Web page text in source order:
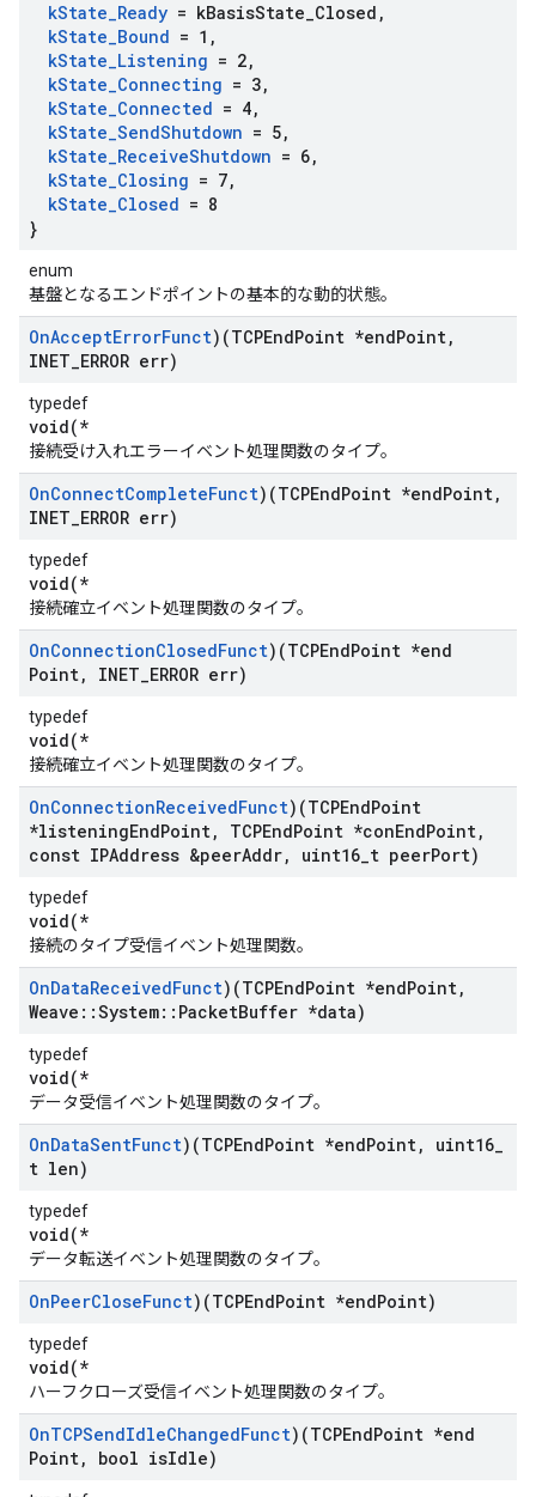
kState_Ready = kBasisState Closed ,
kState_Bound = 1 ,
kState_Listening = 2,
kState_Connecting = 3,
kState_Connected = 4,
kState_SendShutdown = 5,
kState_ReceiveShutdown = 6,
kState_Closing = 7,
kState_Closed = 8
}
enum
基盤となるエンドポイントの基本的な動的状態。
OnAcceptErrorFunct)(TCPEndPoint *endPoint,
INET ERROR err)
typedef
void(*
接続受け入れエラーイベント処理関数のタイプ。
OnConnectCompleteFunct)(TCPEndPoint *endPoint,
INET ERROR err)
typedef
void(*
接続確立イベント処理関数のタイプ。
OnConnectionClosedFunct)(TCPEndPoint *end
Point, INET ERROR err)
typedef
void(*
接続確立イベント処理関数のタイプ。
OnConnectionReceivedFunct)(TCPEndPoint
*listeningEndPoint, TCPEndPoint *conEndPoint,
const IPAddress &peerAddr, uint16 t peerPort)
typedef
void(*
接続のタイプ受信イベント処理関数。
OnDataReceivedFunct)(TCPEndPoint *endPoint,
Weave ::System:: PacketBuffer *data)
typedef
void(*
データ受信イベント処理関数のタイプ。
OnDataSentFunct)(TCPEndPoint *endPoint, uint16
t len)
typedef
void(*
データ転送イベント処理関数のタイプ。
OnPeerCloseFunct)(TCPEndPoint *endPoint)
typedef
void(*
ハーフクローズ受信イベント処理関数のタイプ。
OnTCPSendIdleChangedFunct)(TCPEndPoint *end
Point, bool isIdle)